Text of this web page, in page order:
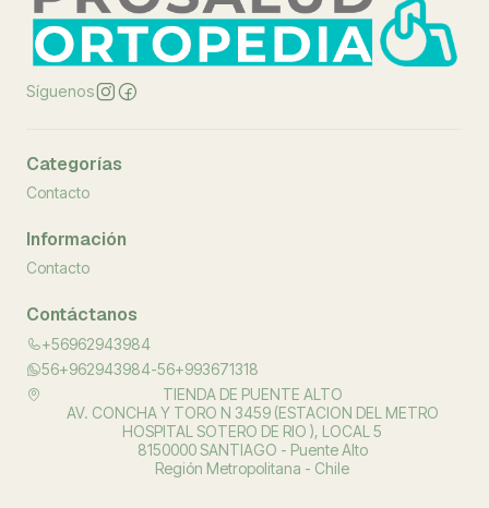
Síguenos
Categorías
Contacto
Información
Contacto
Contáctanos
+56962943984
56+962943984-56+993671318
TIENDA DE PUENTE ALTO
AV. CONCHA Y TORO N 3459 (ESTACION DEL METRO
HOSPITAL SOTERO DE RIO ), LOCAL 5
8150000 SANTIAGO - Puente Alto
Región Metropolitana - Chile